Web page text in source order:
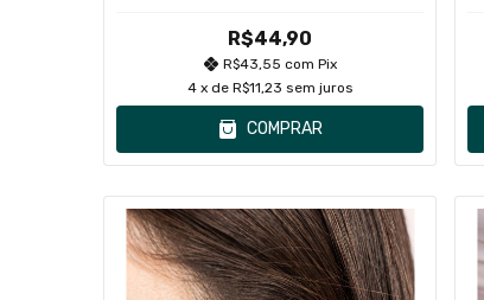
R$44,90
R$43,55 com Pix
4 x de R$11,23 sem juros
COMPRAR